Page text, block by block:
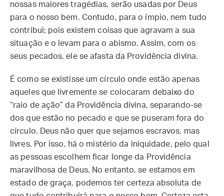
nossas maiores tragédias, serão usadas por Deus
para o nosso bem. Contudo, para o ímpio, nem tudo
contribui; pois existem coisas que agravam a sua
situação e o levam para o abismo. Assim, com os
seus pecados, ele se afasta da Providência divina.
É como se existisse um círculo onde estão apenas
aqueles que livremente se colocaram debaixo do
“raio de ação” da Providência divina, separando-se
dos que estão no pecado e que se puseram fora do
círculo. Deus não quer que sejamos escravos, mas
livres. Por isso, há o mistério da iniquidade, pelo qual
as pessoas escolhem ficar longe da Providência
maravilhosa de Deus. No entanto, se estamos em
estado de graça, podemos ter certeza absoluta de